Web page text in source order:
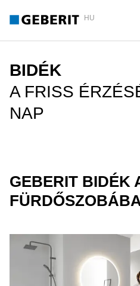
HU
BIDÉK
A FRISS
NAP
GEBERIT BIDÉK